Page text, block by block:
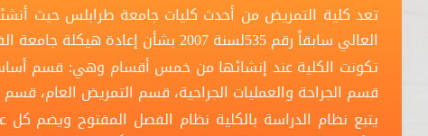
تعد كلية التمريض من أحدث كليات جامعة طرابلس حيث
العالي سابقاً رقم 535لسنة 2007 بشأن إعادة هيكلة جامعة الفاتح سابقاً.
تكونت الكلية عند إنشائها من خمس أقسام وهي: قسم
قسم الجراحة والعمليات الجراحية، قسم التمريض العام، قسم
يتبع نظام الدراسة بالكلية نظام الفصل المفتوح ويضم